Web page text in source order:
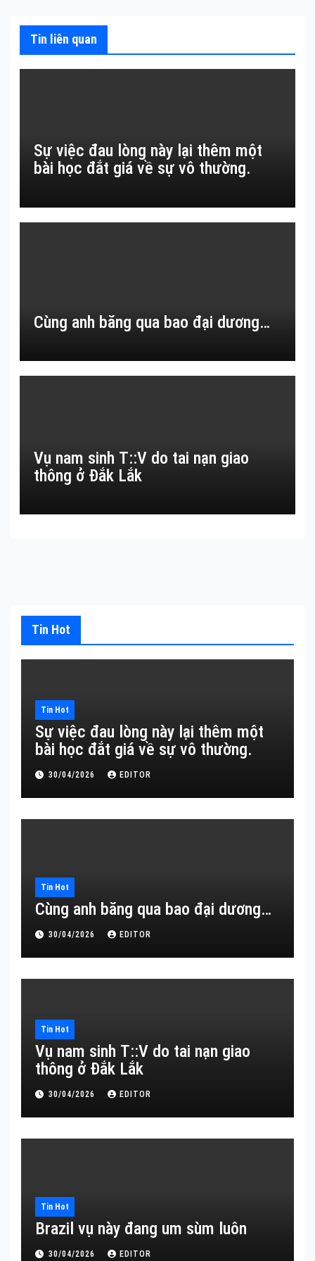
viết
Tin liên quan
Sự việc đau lòng này lại thêm một
bài học đắt giá về sự vô thường.
Cùng anh băng qua bao đại dương…
Vụ nam sinh T::V do tai nạn giao
thông ở Đắk Lắk
Tin Hot
Tin Hot
Sự việc đau lòng này lại thêm một
bài học đắt giá về sự vô thường.
30/04/2026 EDITOR
Tin Hot
Cùng anh băng qua bao đại dương…
30/04/2026 EDITOR
Tin Hot
Vụ nam sinh T::V do tai nạn giao
thông ở Đắk Lắk
30/04/2026 EDITOR
Tin Hot
Brazil vụ này đang um sùm luôn
30/04/2026 EDITOR